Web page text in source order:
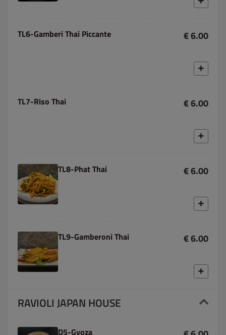
TL6-Gamberi Thai Piccante € 6.00
TL7-Riso Thai € 6.00
TL8-Phat Thai € 6.00
TL9-Gamberoni Thai € 6.00
RAVIOLI JAPAN HOUSE
D5-Gyoza